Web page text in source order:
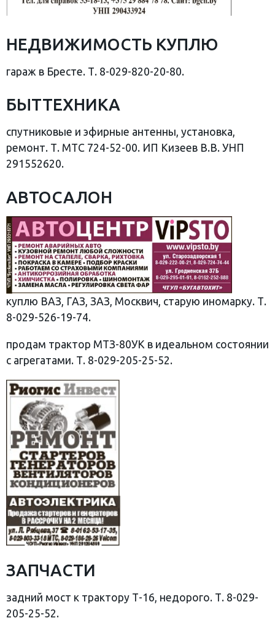
НЕДВИЖИМОСТЬ КУПЛЮ
гараж в Бресте. Т. 8-029-820-20-80.
БЫТТЕХНИКА
спутниковые и эфирные антенны, установка,
ремонт. Т. МТС 724-52-00. ИП Кизеев В.В. УНП
291552620.
АВТОСАЛОН
куплю ВАЗ, ГАЗ, ЗАЗ, Москвич, старую иномарку. Т.
8-029-526-19-74.
продам трактор МТЗ-80УК в идеальном состоянии
с агрегатами. Т. 8-029-205-25-52.
ЗАПЧАСТИ
задний мост к трактору Т-16, недорого. Т. 8-029-
205-25-52.